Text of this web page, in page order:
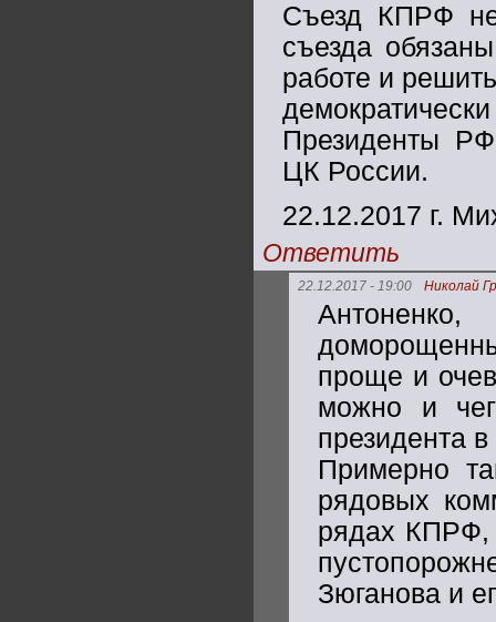
Съезд КПРФ не
съезда
работе и
Президенты
ЦК России.
22.12.2017 г.
Ответить
22.12.2017 - 19:00 Николай
проще и
можно и
президента
Примерно
рядовых
рядах КПРФ,
Зюганова и